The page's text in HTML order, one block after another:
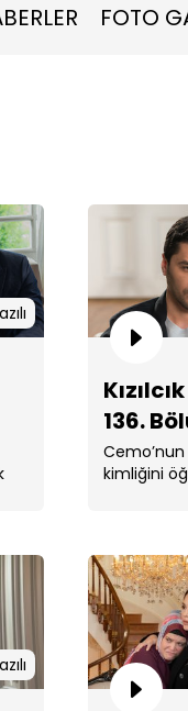
FOTO
136.
Cemo’nun
kimliğini